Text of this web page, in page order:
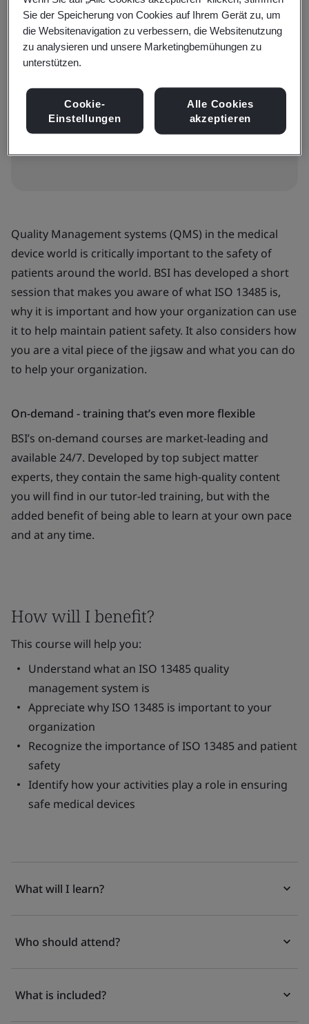
Verfügbar zur Buchung:
On-Demand-E-Learning
Check prices and book
Quality Management systems (QMS) in the medical
device world is critically important to the safety of
patients around the world. BSI has developed a short
session that makes you aware of what ISO 13485 is,
why it is important and how your organization can use
it to help maintain patient safety. It also considers how
you are a vital piece of the jigsaw and what you can do
to help your organization.
On-demand - training that’s even more flexible
BSI’s on-demand courses are market-leading and
available 24/7. Developed by top subject matter
experts, they contain the same high-quality content
you will find in our tutor-led training, but with the
added benefit of being able to learn at your own pace
and at any time.
How will I benefit?
This course will help you:
Understand what an ISO 13485 quality
management system is
Appreciate why ISO 13485 is important to your
organization
Recognize the importance of ISO 13485 and patient
safety
Identify how your activities play a role in ensuring
safe medical devices
What will I learn?
Who should attend?
What is included?
Sie der Speicherung von Cookies auf Ihrem Gerät zu, um
die Websitenavigation zu verbessern, die Websitenutzung
zu analysieren und unsere Marketingbemühungen zu
unterstützen.
Cookie-
Einstellungen
Alle Cookies
akzeptieren